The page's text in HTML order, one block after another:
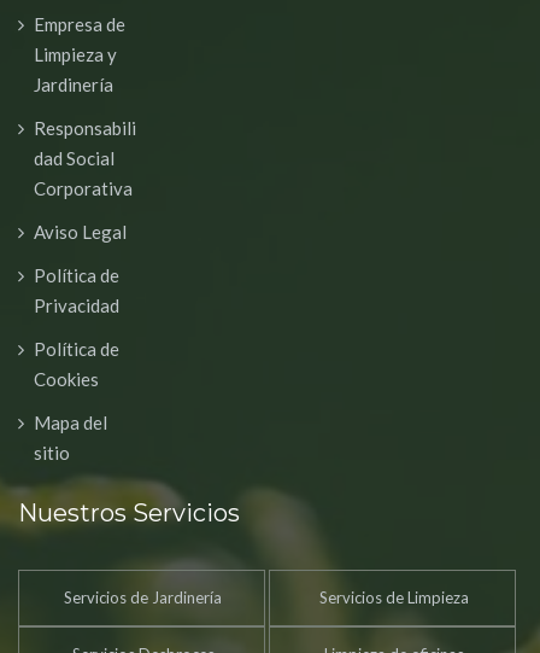
Empresa de
Limpieza y
Jardinería
Responsabili
dad Social
Corporativa
Aviso Legal
Política de
Privacidad
Política de
Cookies
Mapa del
sitio
Nuestros Servicios
Servicios de Jardinería Servicios de Limpieza